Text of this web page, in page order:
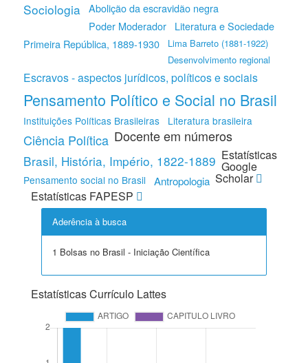
Sociologia Abolição da escravidão negra
Poder Moderador
Literatura e Sociedade
Primeira República, 1889-1930
Lima Barreto (1881-1922)
Desenvolvimento regional
Escravos - aspectos jurídicos, políticos e sociais
Pensamento Político e Social no Brasil
Instituições Políticas Brasileiras Literatura brasileira
Ciência Política
Brasil, História, Império, 1822-1889
Pensamento social no Brasil Antropologia
Docente em números
Estatísticas
Google
Scholar
Estatísticas FAPESP
Aderência à busca
1 Bolsas no Brasil - Iniciação Científica
Estatísticas Currículo Lattes